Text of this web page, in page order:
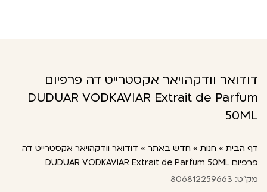
דודואר וודקהויאר אקסטרייט דה פרפיום
DUDUAR VODKAVIAR Extrait de Parfum
50ML
דף הבית » חנות » חדש באתר » דודואר וודקהויאר אקסטרייט דה
פרפיום DUDUAR VODKAVIAR Extrait de Parfum 50ML
מק"ט: 806812259663